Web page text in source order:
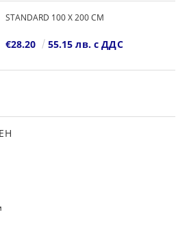
STANDARD 100 Х 200 СМ
€28.20 55.15 лв. с ДДС